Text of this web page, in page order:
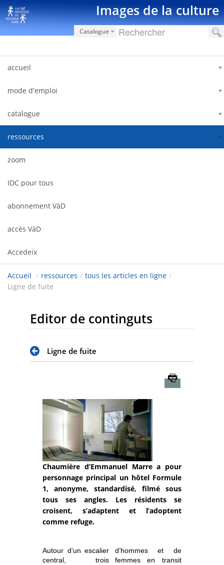
Salta al contigut Images de la culture
Catalogue
accueil
mode d'emploi
catalogue
ressources
zoom
IDC pour tous
abonnement VàD
accès VàD
Accedeix
Accueil / ressources / tous les articles en ligne /
Ligne de fuite
Editor de continguts
Ligne de fuite
Chaumière d’Emmanuel Marre a pour
personnage principal un hôtel Formule
1, anonyme, standardisé, filmé sous
tous ses angles. Les résidents se
croisent, s’adaptent et l’adoptent
comme refuge.
Autour d’un escalier
central, trois
d’hommes et de
femmes en transit